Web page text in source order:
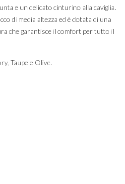
e un delicato cinturino alla caviglia.
di media altezza ed è dotata di una
che garantisce il comfort per tutto il
Taupe e Olive.